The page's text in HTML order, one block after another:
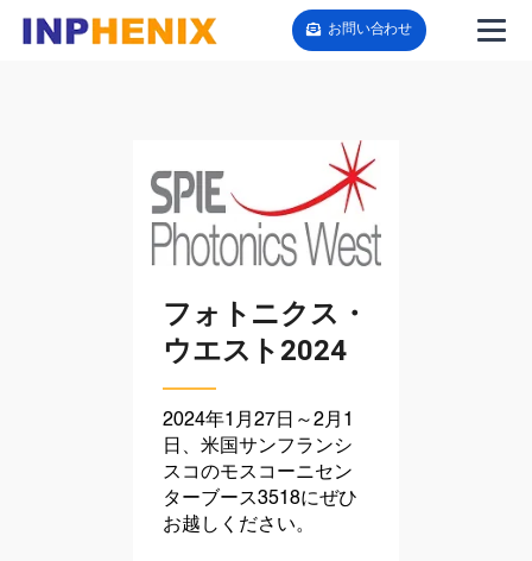
お問い合わせ
フォトニクス・
ウエスト2024
2024年1月27日～2月1
日、米国サンフランシ
スコのモスコーニセン
ターブース3518にぜひ
お越しください。